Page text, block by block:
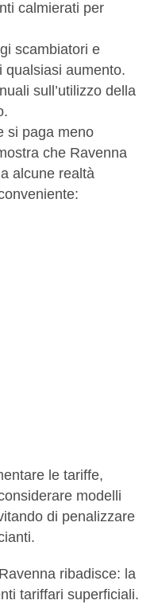
calmierati per
scambiatori e
qualsiasi aumento.
sull’utilizzo della
si paga meno
che Ravenna
alcune realtà
le tariffe,
modelli
di penalizzare
ribadisce: la
tariffari superficiali.